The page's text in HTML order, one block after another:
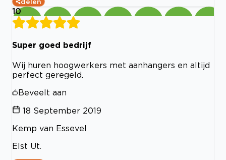
10
Super goed bedrijf
Wij huren hoogwerkers met aanhangers en altijd
perfect geregeld.
Beveelt aan
18 September 2019
Kemp van Essevel
Elst Ut.